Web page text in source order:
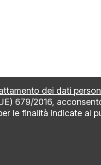
dei dati
679/2016,
le finalità indicate al